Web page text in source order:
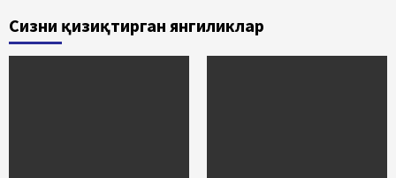
Сизни қизиқтирган янгиликлар